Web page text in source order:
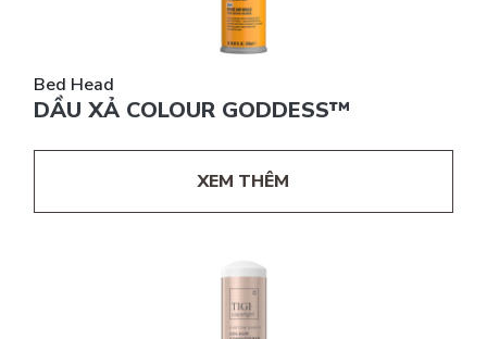
Bed Head
DẦU XẢ COLOUR GODDESS™
XEM THÊM